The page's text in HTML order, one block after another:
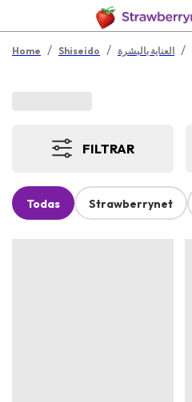
Home / Shiseido / العناية بالبشرة /
FILTRAR
Todas Strawberrynet